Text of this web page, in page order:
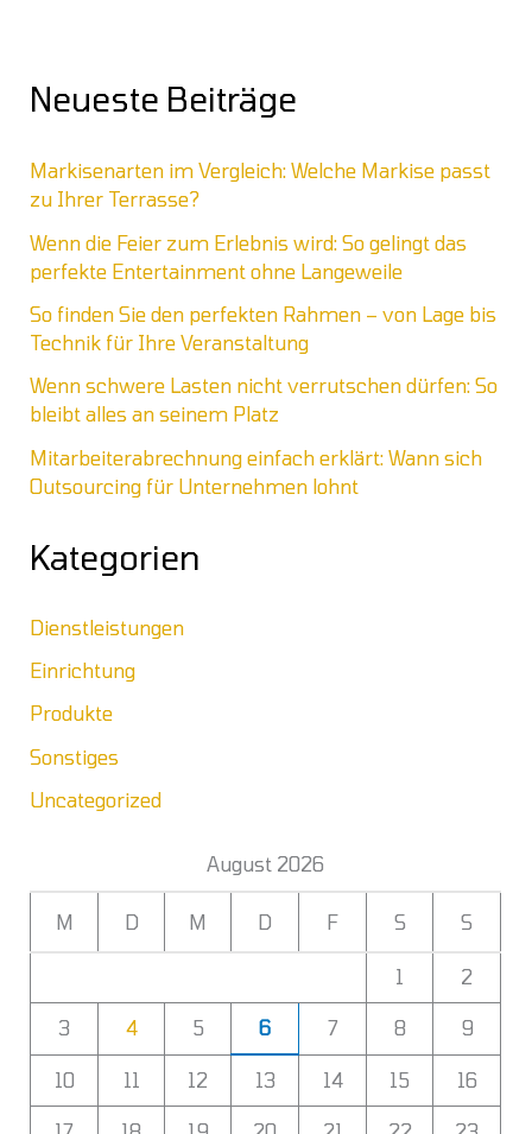
Neueste Beiträge
Markisenarten im Vergleich: Welche Markise passt
zu Ihrer Terrasse?
Wenn die Feier zum Erlebnis wird: So gelingt das
perfekte Entertainment ohne Langeweile
So finden Sie den perfekten Rahmen – von Lage bis
Technik für Ihre Veranstaltung
Wenn schwere Lasten nicht verrutschen dürfen: So
bleibt alles an seinem Platz
Mitarbeiterabrechnung einfach erklärt: Wann sich
Outsourcing für Unternehmen lohnt
Kategorien
Dienstleistungen
Einrichtung
Produkte
Sonstiges
Uncategorized
August 2026
M D M D F S S
1 2
3 4 5 6 7 8 9
10 11 12 13 14 15 16